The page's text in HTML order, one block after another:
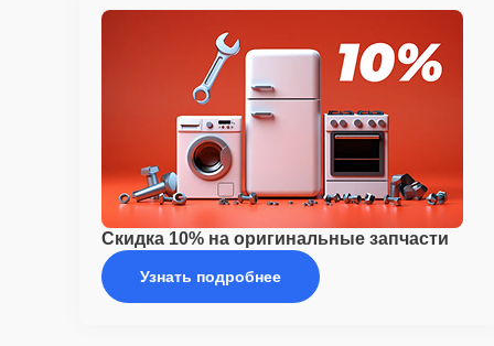
Скидка 10% на оригинальные запчасти
Узнать подробнее